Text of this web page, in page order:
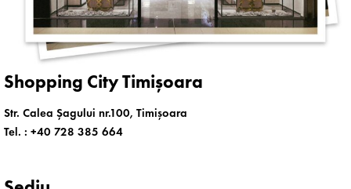
Shopping City Timișoara
Str. Calea Șagului nr.100, Timișoara
Tel. : +40 728 385 664